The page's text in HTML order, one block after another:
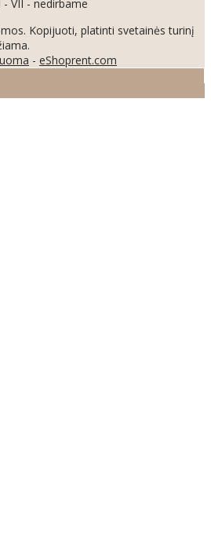
- VII - nedirbame
Kopijuoti, platinti svetainės turinį
- eShoprent.com